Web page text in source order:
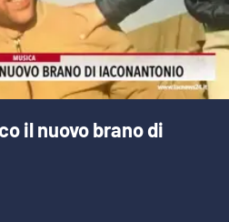
il nuovo brano di